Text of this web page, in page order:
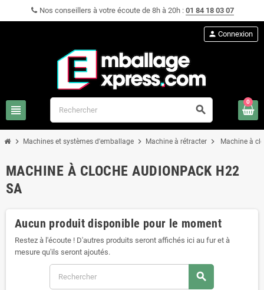
Nos conseillers à votre écoute de 8h à 20h : 01 84 18 03 07
view_headline search
person Connexion
0
chevron_right Machines et systèmes d'emballage chevron_right Machine à rétracter chevron_right Machine à
MACHINE À CLOCHE AUDIONPACK H22
SA
Aucun produit disponible pour le moment
Restez à l'écoute ! D'autres produits seront affichés ici au fur et à
mesure qu'ils seront ajoutés.
search